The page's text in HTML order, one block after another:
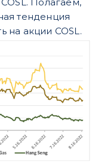
тенденция
на акции COSL.